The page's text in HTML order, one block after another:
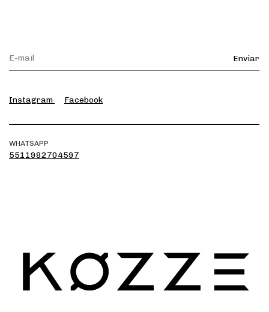
Instagram Facebook
WHATSAPP
5511982704597